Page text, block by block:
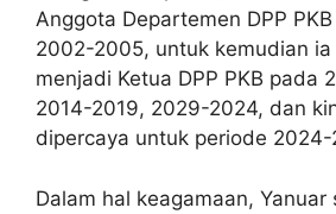
Anggota Departemen DPP
2002-2005, untuk kemudian ia
menjadi Ketua DPP PKB pada
2014-2019, 2029-2024, dan
dipercaya untuk periode
Dalam hal keagamaan, Yanuar